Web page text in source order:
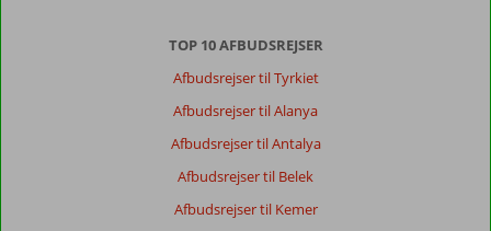
TOP 10 AFBUDSREJSER
Afbudsrejser til Tyrkiet
Afbudsrejser til Alanya
Afbudsrejser til Antalya
Afbudsrejser til Belek
Afbudsrejser til Kemer